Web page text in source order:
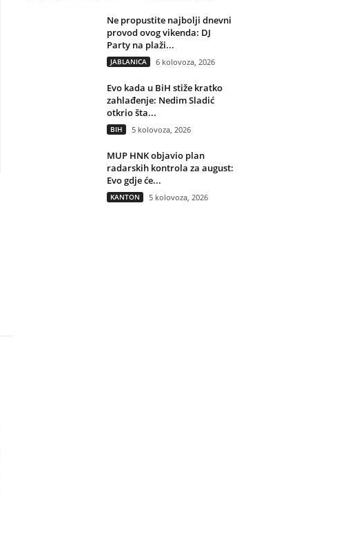
Ne propustite najbolji dnevni
provod ovog vikenda: DJ
Party na plaži...
JABLANICA 6 kolovoza, 2026
Evo kada u BiH stiže kratko
zahlađenje: Nedim Sladić
otkrio šta...
BIH 5 kolovoza, 2026
MUP HNK objavio plan
radarskih kontrola za august:
Evo gdje će...
KANTON 5 kolovoza, 2026